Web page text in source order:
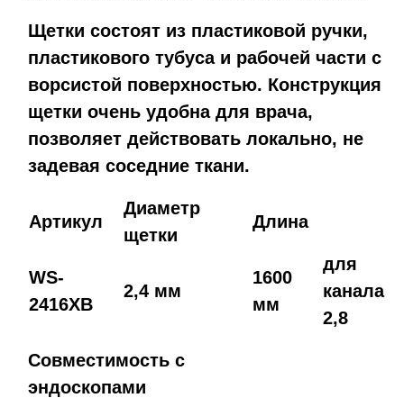
Щетки состоят из пластиковой ручки,
пластикового тубуса и рабочей части с
ворсистой поверхностью. Конструкция
щетки очень удобна для врача,
позволяет действовать локально, не
задевая соседние ткани.
Артикул
Диаметр
щетки
Длина
WS-
2416XB
2,4 мм
1600
мм
для
канала
2,8
Совместимость с
эндоскопами